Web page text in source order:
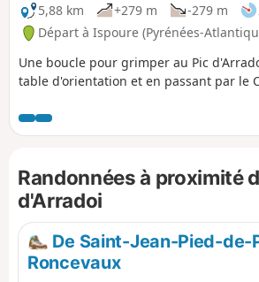
5,88 km
+279 m -279 m
Départ à Ispoure (Pyrénées-
Une boucle pour grimper au Pic
table d'orientation et en passant par le
Randonnées à proximité
d'Arradoi
De Saint-Jean-Pied-de-
Roncevaux